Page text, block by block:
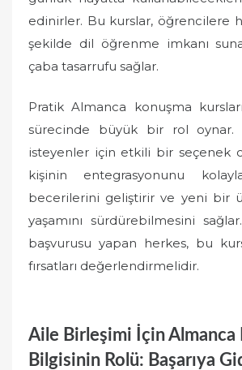
edinirler. Bu kurslar, öğrencilere
şekilde dil öğrenme imkanı
çaba tasarrufu sağlar.
Pratik Almanca konuşma
sürecinde büyük bir rol oynar.
isteyenler için etkili bir seçenek
kişinin entegrasyonunu
becerilerini geliştirir ve yeni bir
yaşamını sürdürebilmesini
başvurusu yapan herkes, bu
fırsatları değerlendirmelidir.
Aile Birleşimi İçin Almanca
Bilgisinin Rolü: Başarıya